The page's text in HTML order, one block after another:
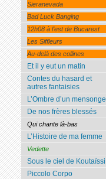
Sieranevada
Bad Luck Banging
12h08 à l’est de Bucarest
Les Siffleurs
Au-delà des collines
Et il y eut un matin
Contes du hasard et
autres fantaisies
L’Ombre d’un mensonge
De nos frères blessés
Qui chante là-bas
L’Histoire de ma femme
Vedette
Sous le ciel de Koutaïssi
Piccolo Corpo